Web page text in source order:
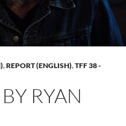
,REPORT (ENGLISH),TFF 38 -
RYAN